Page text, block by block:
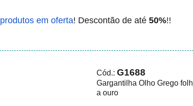
produtos em oferta! Descontão de até 50%!!
Cód.: G1688
Gargantilha Olho Grego
a ouro